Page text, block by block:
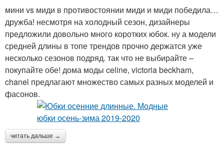
мини vs миди в противостоянии миди и миди победила…
дружба! несмотря на холодный сезон, дизайнеры
предложили довольно много коротких юбок. ну а модели
средней длины в топе трендов прочно держатся уже
несколько сезонов подряд. так что не выбирайте –
покупайте обе! дома моды celine, victoria beckham,
chanel предлагают множество самых разных моделей и
фасонов.
читать дальше →